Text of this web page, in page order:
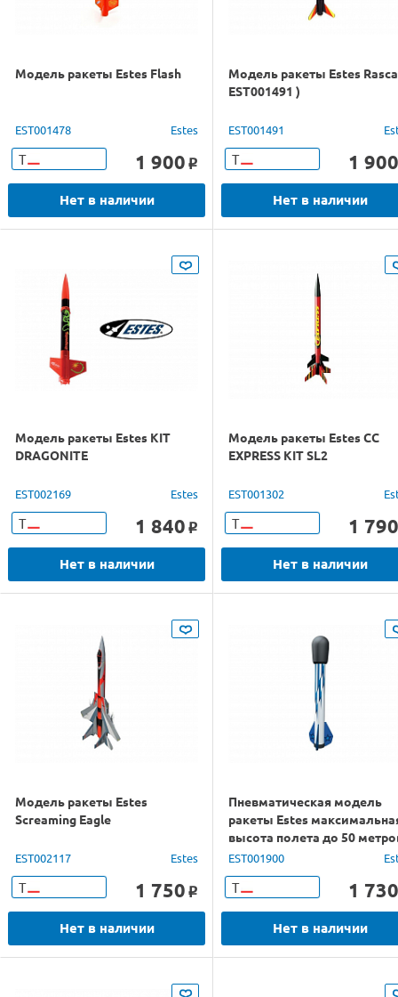
Модель ракеты Estes Flash
EST001478 Estes
Т 1 900 o
Нет в наличии
Модель ракеты Estes
EST001491 )
EST001491
Т 1 900
Нет в наличии
Модель ракеты Estes KIT
DRAGONITE
EST002169 Estes
Т 1 840 o
Нет в наличии
Модель ракеты Estes CC
EXPRESS KIT SL2
EST001302
Т 1 790
Нет в наличии
Модель ракеты Estes
Screaming Eagle
EST002117 Estes
Т 1 750 o
Нет в наличии
Пневматическая модель
ракеты Estes
высота полета до 50
EST001900
Т 1 730
Нет в наличии